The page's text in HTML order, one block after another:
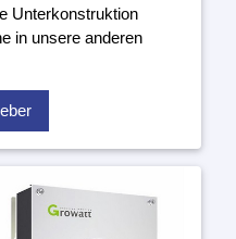
Unterkonstruktion
in unsere anderen